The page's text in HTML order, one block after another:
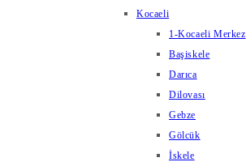
Kocaeli
1-Kocaeli Merkez
Başiskele
Darıca
Dilovası
Gebze
Gölcük
İskele